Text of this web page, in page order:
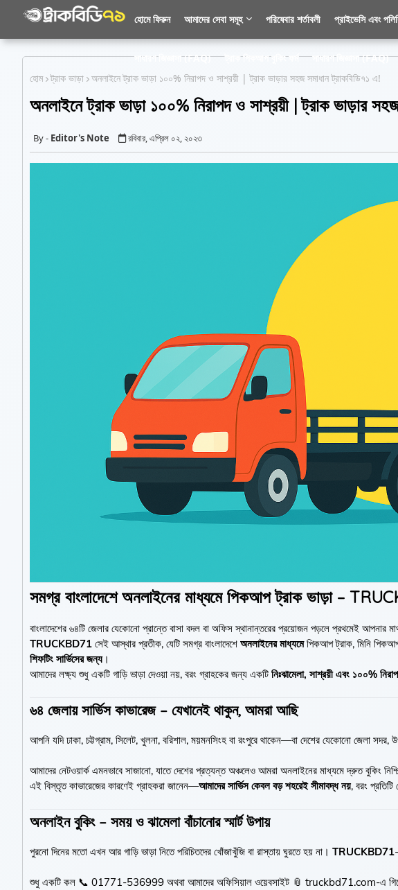
হোমে ফিরুন আমাদের সেবা সমূহ পরিষেবার শর্তাবলী প্রাইভেসি এবং
সাধারণ জিজ্ঞাসা (FAQ) ট্রাক পিকআপ বুকিং ফর্ম
সাধারণ জিজ্ঞাসা (FAQ)
হোম ট্রাক ভাড়া অনলাইনে ট্রাক ভাড়া ১০০% নিরাপদ ও সাশ্রয়ী | ট্রাক ভাড়ার সহজ সমাধান ট্রাকবিডি৭১ এ!
অনলাইনে ট্রাক ভাড়া ১০০% নিরাপদ ও সাশ্রয়ী | ট্রাক ভাড়ার
Editor's Note রবিবার, এপ্রিল ০২, ২০২৩
সমগ্র বাংলাদেশে অনলাইনের মাধ্যমে পিকআপ ট্রাক ভাড়া –
বাংলাদেশের ৬৪টি জেলার যেকোনো প্রান্তে বাসা বদল বা অফিস স্থানান্তরের প্রয়োজন পড়লে প্রথমেই আপনার
TRUCKBD71 সেই আস্থার প্রতীক, যেটি সমগ্র বাংলাদেশে অনলাইনের মাধ্যমেপিকআপ ট্রাক, মিনি
শিফটিং সার্ভিসের জন্য।
আমাদের লক্ষ্য শুধু একটি গাড়ি ভাড়া দেওয়া নয়, বরং গ্রাহকের জন্য একটি নিঃঝামেলা, সাশ্রয়ী এবং ১০০%
৬৪ জেলায় সার্ভিস কাভারেজ – যেখানেই থাকুন, আমরা আছি
আপনি যদি ঢাকা, চট্টগ্রাম, সিলেট, খুলনা, বরিশাল, ময়মনসিংহ বা রংপুরে থাকেন—বা দেশের যেকোনো জেলা
আমাদের নেটওয়ার্ক এমনভাবে সাজানো, যাতে দেশের প্রত্যন্ত অঞ্চলেও আমরা অনলাইনের মাধ্যমে দ্রুত বুকিং
এই বিস্তৃত কাভারেজের কারণেই গ্রাহকরা জানেন—আমাদের সার্ভিস কেবল বড় শহরেই সীমাবদ্ধ নয়, বরং
অনলাইন বুকিং – সময় ও ঝামেলা বাঁচানোর স্মার্ট উপায়
পুরনো দিনের মতো এখন আর গাড়ি ভাড়া নিতে পরিচিতদের খোঁজাখুঁজি বা রাস্তায় ঘুরতে হয় না। TRUCKBD71
শুধু একটি কল 📞 01771-536999 অথবা আমাদের অফিসিয়াল ওয়েবসাইট 📎 truckbd71.com-এ